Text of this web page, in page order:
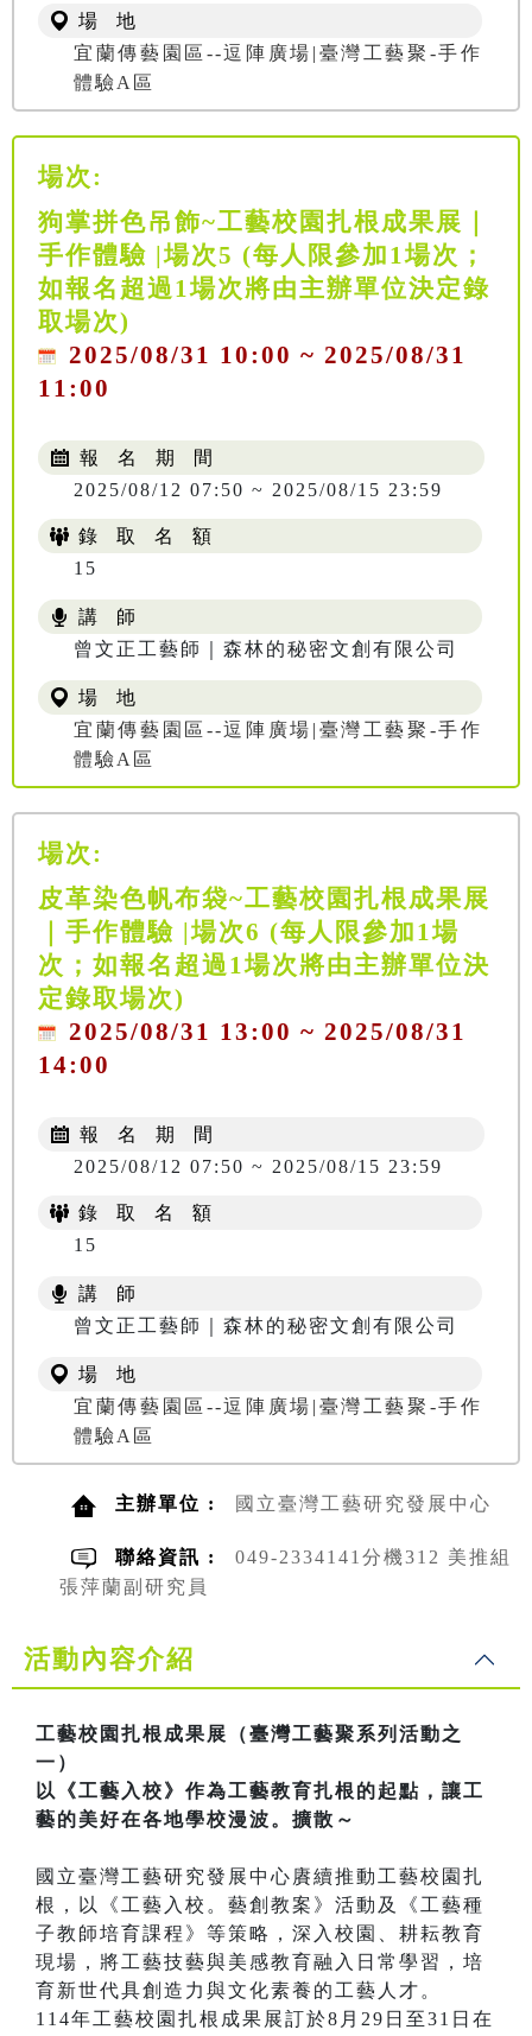
場 地
宜蘭傳藝園區--逗陣廣場|臺灣工藝聚-手作
體驗A區
場次:
狗掌拼色吊飾~工藝校園扎根成果展｜
手作體驗 |場次5 (每人限參加1場次；
如報名超過1場次將由主辦單位決定錄
取場次)
2025/08/31 10:00 ~ 2025/08/31
11:00
報 名 期 間
2025/08/12 07:50 ~ 2025/08/15 23:59
錄 取 名 額
15
講 師
曾文正工藝師｜森林的秘密文創有限公司
場 地
宜蘭傳藝園區--逗陣廣場|臺灣工藝聚-手作
體驗A區
場次:
皮革染色帆布袋~工藝校園扎根成果展
｜手作體驗 |場次6 (每人限參加1場
次；如報名超過1場次將由主辦單位決
定錄取場次)
2025/08/31 13:00 ~ 2025/08/31
14:00
報 名 期 間
2025/08/12 07:50 ~ 2025/08/15 23:59
錄 取 名 額
15
講 師
曾文正工藝師｜森林的秘密文創有限公司
場 地
宜蘭傳藝園區--逗陣廣場|臺灣工藝聚-手作
體驗A區
主辦單位 : 國立臺灣工藝研究發展中心
聯絡資訊 :
049-2334141分機312 美推組
張萍蘭副研究員
活動內容介紹
工藝校園扎根成果展（臺灣工藝聚系列活動之
一）
以《工藝入校》作為工藝教育扎根的起點，讓工
藝的美好在各地學校漫波。擴散～
國立臺灣工藝研究發展中心賡續推動工藝校園扎
根，以《工藝入校。藝創教案》活動及《工藝種
子教師培育課程》等策略，深入校園、耕耘教育
現場，將工藝技藝與美感教育融入日常學習，培
育新世代具創造力與文化素養的工藝人才。
114年工藝校園扎根成果展訂於8月29日至31日在